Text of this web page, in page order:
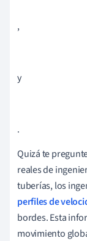
,
y
.
Quizá te
reales de
tuberías, los
perfiles de
bordes. Esta
movimiento